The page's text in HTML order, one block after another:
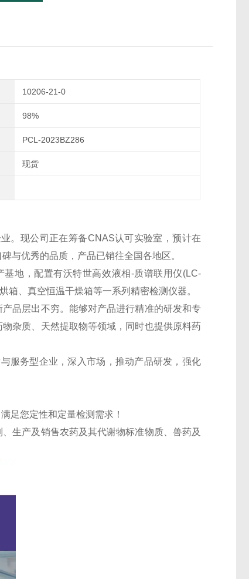
10206-21-0
98%
PCL-2023BZ286
现货
。现公司正在筹备CNAS认可实验室，预计在
与优秀的品质，产品已销往全国各地区。
地，配置有沃特世高效液相-质谱联用仪(LC-
箱、真空恒温干燥箱等一系列精密检测仪器。
品层出不穷。能够对产品进行精准的研发和专
杂质、天然提取物等领域，同时也提供原料药
服务型企业，深入市场，推动产品研发，强化
足您定性和定量检测需求！
生产及销售农药及其代谢物标准物质、兽药及